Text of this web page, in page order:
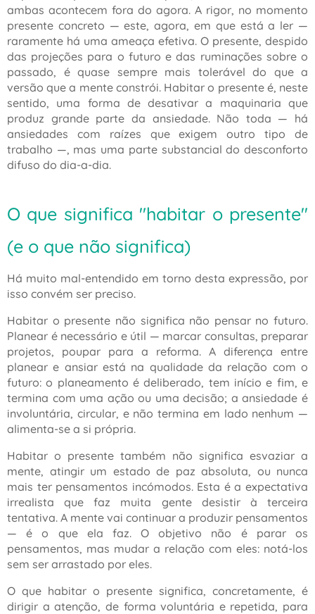
ambas acontecem fora do agora. A rigor, no momento
presente concreto — este, agora, em que está a ler —
raramente há uma ameaça efetiva. O presente, despido
das projeções para o futuro e das ruminações sobre o
passado, é quase sempre mais tolerável do que a
versão que a mente constrói. Habitar o presente é, neste
sentido, uma forma de desativar a maquinaria que
produz grande parte da ansiedade. Não toda — há
ansiedades com raízes que exigem outro tipo de
trabalho —, mas uma parte substancial do desconforto
difuso do dia-a-dia.
O que significa "habitar o presente"
(e o que não significa)
Há muito mal-entendido em torno desta expressão, por
isso convém ser preciso.
Habitar o presente não significa não pensar no futuro.
Planear é necessário e útil — marcar consultas, preparar
projetos, poupar para a reforma. A diferença entre
planear e ansiar está na qualidade da relação com o
futuro: o planeamento é deliberado, tem início e fim, e
termina com uma ação ou uma decisão; a ansiedade é
involuntária, circular, e não termina em lado nenhum —
alimenta-se a si própria.
Habitar o presente também não significa esvaziar a
mente, atingir um estado de paz absoluta, ou nunca
mais ter pensamentos incómodos. Esta é a expectativa
irrealista que faz muita gente desistir à terceira
tentativa. A mente vai continuar a produzir pensamentos
— é o que ela faz. O objetivo não é parar os
pensamentos, mas mudar a relação com eles: notá-los
sem ser arrastado por eles.
O que habitar o presente significa, concretamente, é
dirigir a atenção, de forma voluntária e repetida, para